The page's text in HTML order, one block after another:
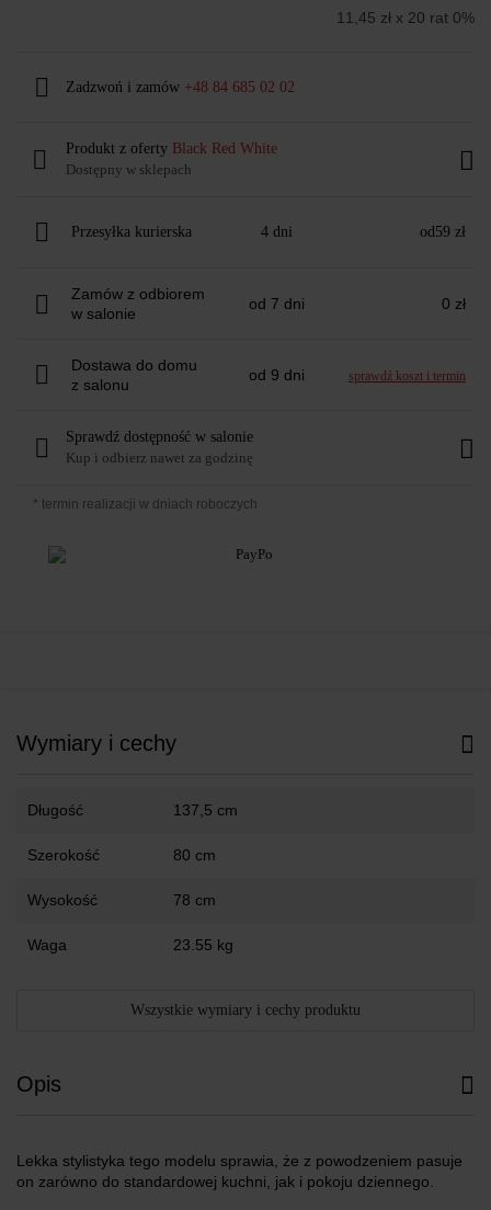
11,45 zł x 20 rat 0%
Zadzwoń i zamów +48 84 685 02 02
Produkt z oferty Black Red White
Dostępny w sklepach
Przesyłka kurierska 4 dni od 59 zł
Zamów z odbiorem
w salonie
od 7 dni 0 zł
Dostawa do domu
z salonu
od 9 dni sprawdź koszt i termin
Sprawdź dostępność w salonie
Kup i odbierz nawet za godzinę
* termin realizacji w dniach roboczych
Wymiary i cechy
Długość 137,5 cm
Szerokość 80 cm
Wysokość 78 cm
Waga 23.55 kg
Wszystkie wymiary i cechy produktu
Opis
Lekka stylistyka tego modelu sprawia, że z powodzeniem pasuje
on zarówno do standardowej kuchni, jak i pokoju dziennego.